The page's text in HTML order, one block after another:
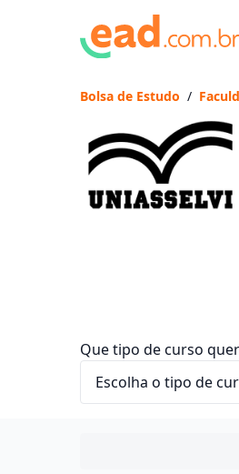
Bolsa de Estudo /
Que tipo de curso